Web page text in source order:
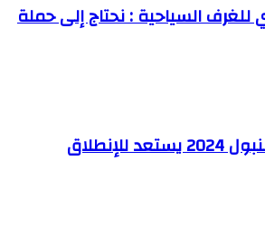
للغرف السياحية : نحتاج إلى حملة